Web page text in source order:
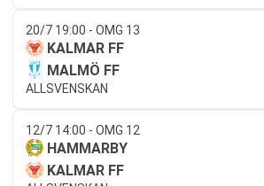
20/7 19:00 - OMG 13
KALMAR FF
MALMÖ FF
ALLSVENSKAN
12/7 14:00 - OMG 12
HAMMARBY
KALMAR FF